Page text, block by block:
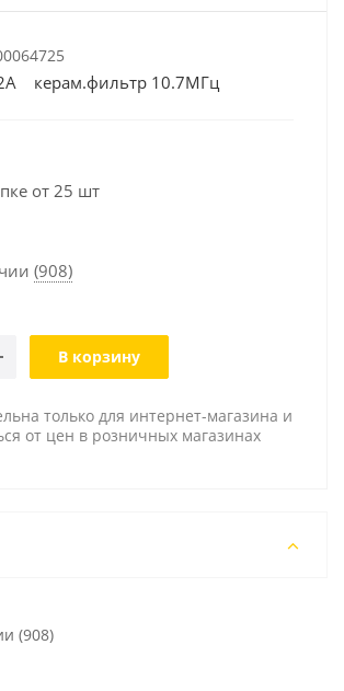
керам.фильтр 10.7МГц
от 25 шт
(908)
В корзину
только для интернет-магазина и
от цен в розничных магазинах
(908)